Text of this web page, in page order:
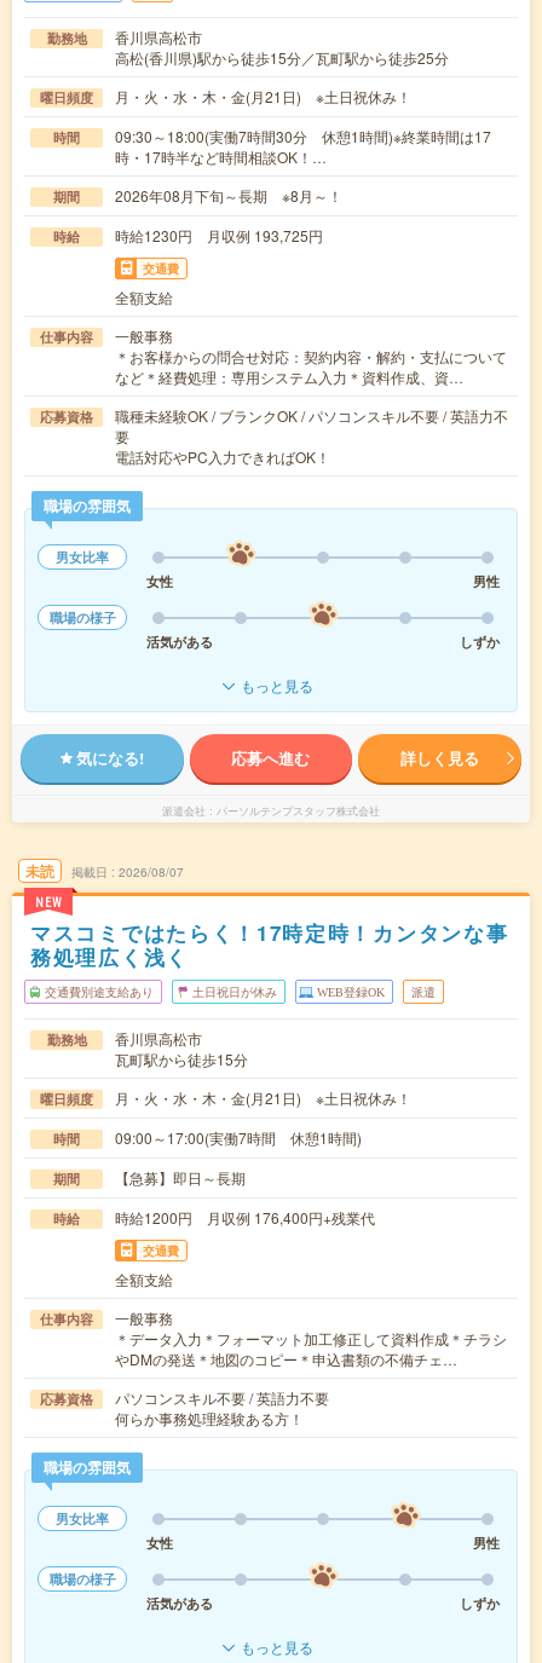
勤務地
香川県高松市
高松(香川県)駅から徒歩15分／瓦町駅から徒歩25分
曜日頻度 月・火・水・木・金(月21日) ※土日祝休み！
時間
09:30～18:00(実働7時間30分 休憩1時間)※終業時間は17
時・17時半など時間相談OK！…
期間 2026年08月下旬～長期 ※8月～！
時給 時給1230円 月収例 193,725円
交通費
全額支給
仕事内容
一般事務
＊お客様からの問合せ対応：契約内容・解約・支払について
など＊経費処理：専用システム入力＊資料作成、資…
応募資格
職種未経験OK / ブランクOK / パソコンスキル不要 / 英語力不
要
電話対応やPC入力できればOK！
職場の雰囲気
男女比率
女性
男性
職場の様子
活気がある
しずか
もっと見る
気になる! 応募へ進む 詳しく見る
派遣会社 パーソルテンプスタッフ株式会社
未読
NEW
掲載日 2026/08/07
マスコミではたらく！17時定時！カンタンな事
務処理広く浅く
交通費別途支給あり 土日祝日が休み WEB登録OK 派遣
勤務地
香川県高松市
瓦町駅から徒歩15分
曜日頻度 月・火・水・木・金(月21日) ※土日祝休み！
時間 09:00～17:00(実働7時間 休憩1時間)
期間 【急募】即日～長期
時給 時給1200円 月収例 176,400円+残業代
交通費
全額支給
仕事内容
一般事務
＊データ入力＊フォーマット加工修正して資料作成＊チラシ
やDMの発送＊地図のコピー＊申込書類の不備チェ…
応募資格
パソコンスキル不要 / 英語力不要
何らか事務処理経験ある方！
職場の雰囲気
男女比率
女性
男性
職場の様子
活気がある
しずか
もっと見る